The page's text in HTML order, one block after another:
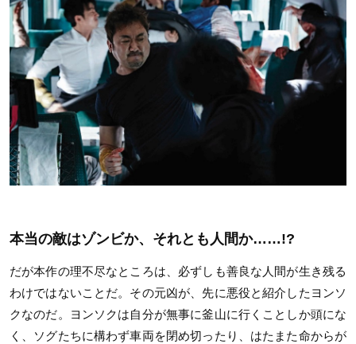
本当の敵はゾンビか、それとも人間か……!?
だが本作の理不尽なところは、必ずしも善良な人間が生き残る
わけではないことだ。その元凶が、先に悪役と紹介したヨンソ
クなのだ。ヨンソクは自分が無事に釜山に行くことしか頭にな
く、ソグたちに構わず車両を閉め切ったり、はたまた命からが